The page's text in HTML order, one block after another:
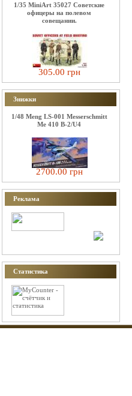
1/35 MiniArt 35027 Советские
офицеры на полевом
совещании.
305.00 грн
Знижки
1/48 Meng LS-001 Messerschmitt
Me 410 B-2/U4
2700.00 грн
Реклама
Статистика